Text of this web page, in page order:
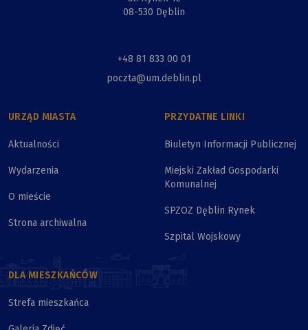
08-530 Dęblin
+48 81 833 00 01
poczta@um.deblin.pl
URZĄD MIASTA
Aktualności
Wydarzenia
O mieście
Strona archiwalna
PRZYDATNE LINKI
Biuletyn Informacji Publicznej
Miejski Zakład Gospodarki
Komunalnej
SPZOZ Dęblin Rynek
Szpital Wojskowy
DLA MIESZKAŃCÓW
Strefa mieszkańca